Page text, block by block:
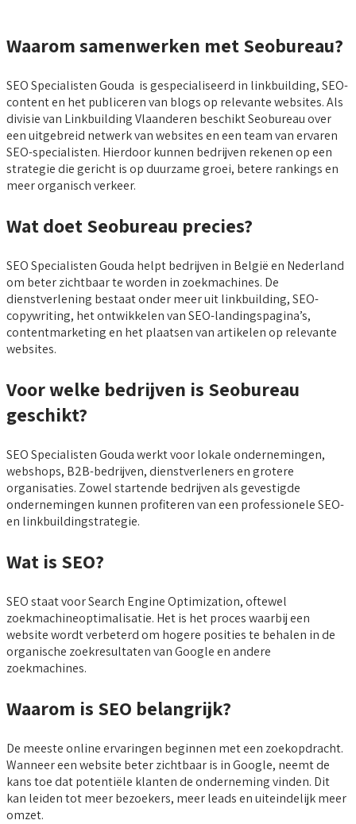
Waarom samenwerken met Seobureau?
SEO Specialisten Gouda is gespecialiseerd in linkbuilding, SEO-
content en het publiceren van blogs op relevante websites. Als
divisie van Linkbuilding Vlaanderen beschikt Seobureau over
een uitgebreid netwerk van websites en een team van ervaren
SEO-specialisten. Hierdoor kunnen bedrijven rekenen op een
strategie die gericht is op duurzame groei, betere rankings en
meer organisch verkeer.
Wat doet Seobureau precies?
SEO Specialisten Gouda helpt bedrijven in België en Nederland
om beter zichtbaar te worden in zoekmachines. De
dienstverlening bestaat onder meer uit linkbuilding, SEO-
copywriting, het ontwikkelen van SEO-landingspagina’s,
contentmarketing en het plaatsen van artikelen op relevante
websites.
Voor welke bedrijven is Seobureau
geschikt?
SEO Specialisten Gouda werkt voor lokale ondernemingen,
webshops, B2B-bedrijven, dienstverleners en grotere
organisaties. Zowel startende bedrijven als gevestigde
ondernemingen kunnen profiteren van een professionele SEO-
en linkbuildingstrategie.
Wat is SEO?
SEO staat voor Search Engine Optimization, oftewel
zoekmachineoptimalisatie. Het is het proces waarbij een
website wordt verbeterd om hogere posities te behalen in de
organische zoekresultaten van Google en andere
zoekmachines.
Waarom is SEO belangrijk?
De meeste online ervaringen beginnen met een zoekopdracht.
Wanneer een website beter zichtbaar is in Google, neemt de
kans toe dat potentiële klanten de onderneming vinden. Dit
kan leiden tot meer bezoekers, meer leads en uiteindelijk meer
omzet.